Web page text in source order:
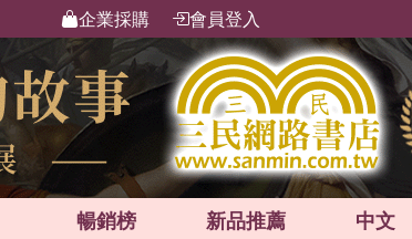
企業採購 會員登入
暢銷榜 新品推薦 中文